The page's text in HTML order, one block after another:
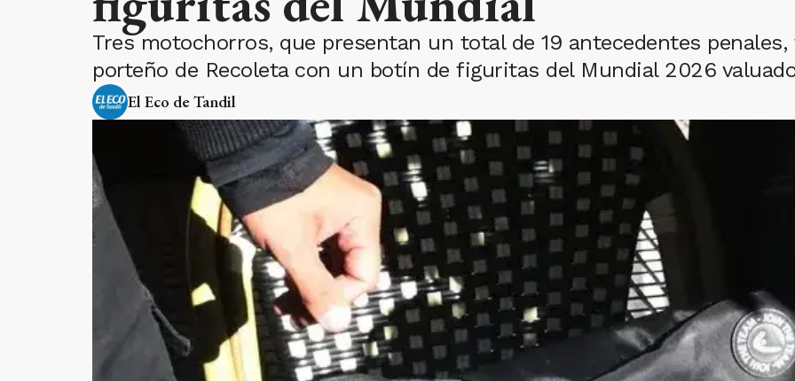
Tres motochorros, que presentan un total de 19 antecedentes
porteño de Recoleta con un botín de figuritas del Mundial 2026
El Eco de Tandil